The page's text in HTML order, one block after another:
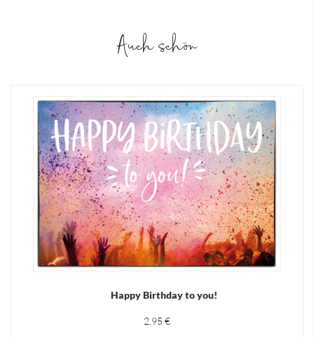
Auch schön
Happy Birthday to you!
2,95 €